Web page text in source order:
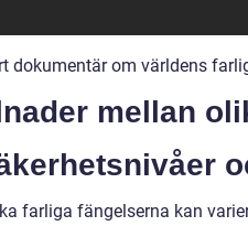
dokumentär om världens
mellan
farliga fängelserna kan